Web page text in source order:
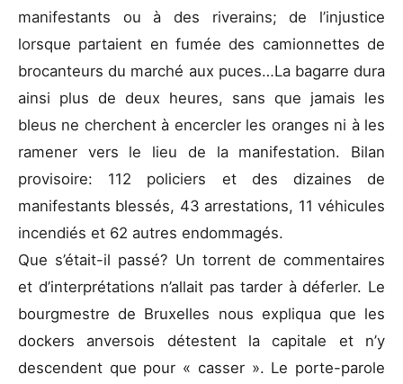
manifestants ou à des riverains; de l’injustice
lorsque partaient en fumée des camionnettes de
brocanteurs du marché aux puces…La bagarre dura
ainsi plus de deux heures, sans que jamais les
bleus ne cherchent à encercler les oranges ni à les
ramener vers le lieu de la manifestation. Bilan
provisoire: 112 policiers et des dizaines de
manifestants blessés, 43 arrestations, 11 véhicules
incendiés et 62 autres endommagés.
Que s’était-il passé? Un torrent de commentaires
et d’interprétations n’allait pas tarder à déferler. Le
bourgmestre de Bruxelles nous expliqua que les
dockers anversois détestent la capitale et n’y
descendent que pour « casser ». Le porte-parole